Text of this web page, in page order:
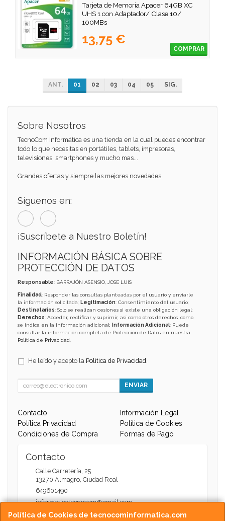
Tarjeta de Memoria Apacer 64GB XC
UHS 1 con Adaptador/ Clase 10/
100MBs
13,75 €
COMPRAR
ANT. 01 02 03 04 05 SIG.
Política de Cookies de tecnocominformatica.com
Sobre Nosotros
TecnoCom Informática es una tienda en la cual puedes encontrar
todo lo que necesitas en portátiles, tablets, impresoras,
televisiones, smartphones y mucho mas...
Grandes ofertas y siempre las mejores novedades
Síguenos en:
¡Suscríbete a Nuestro Boletín!
INFORMACIÓN BÁSICA SOBRE
PROTECCIÓN DE DATOS
Responsable: BARRAJÓN ASENSIO, JOSE LUIS
Finalidad: Responder las consultas planteadas por el usuario y enviarle
la información solicitada; Legitimación: Consentimiento del usuario;
Destinatarios: Solo se realizan cesiones si existe una obligación legal;
Derechos: Acceder, rectificar y suprimir, así como otros derechos, como
se indica en la información adicional;
Información Adicional: Puede
consultar la información completa de Protección de Datos en nuestra
Política de Privacidad
He leído y acepto la Política de Privacidad
ENVIAR
Contacto
Información Legal
Política Privacidad
Política de Cookies
Condiciones de Compra
Formas de Pago
Contacto
Calle Carretería, 25
13270 Almagro Ciudad Real
649601490
informaticatecnocom@gmail.com